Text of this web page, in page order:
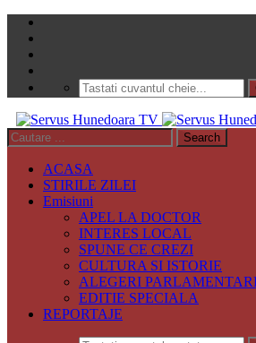
ACASA
STIRILE ZILEI
Emisiuni
APEL LA DOCTOR
INTERES LOCAL
SPUNE CE CREZI
CULTURA SI ISTORIE
ALEGERI
EDITIE SPECIALA
REPORTAJE